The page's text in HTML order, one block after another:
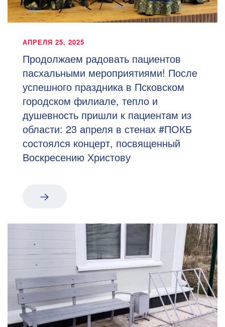
АПРЕЛЯ 25, 2025
Продолжаем радовать пациентов
пасхальными мероприятиями! После
успешного праздника в Псковском
городском филиале, тепло и
душевность пришли к пациентам из
области: 23 апреля в стенах #ПОКБ
состоялся концерт, посвященный
Воскресению Христову